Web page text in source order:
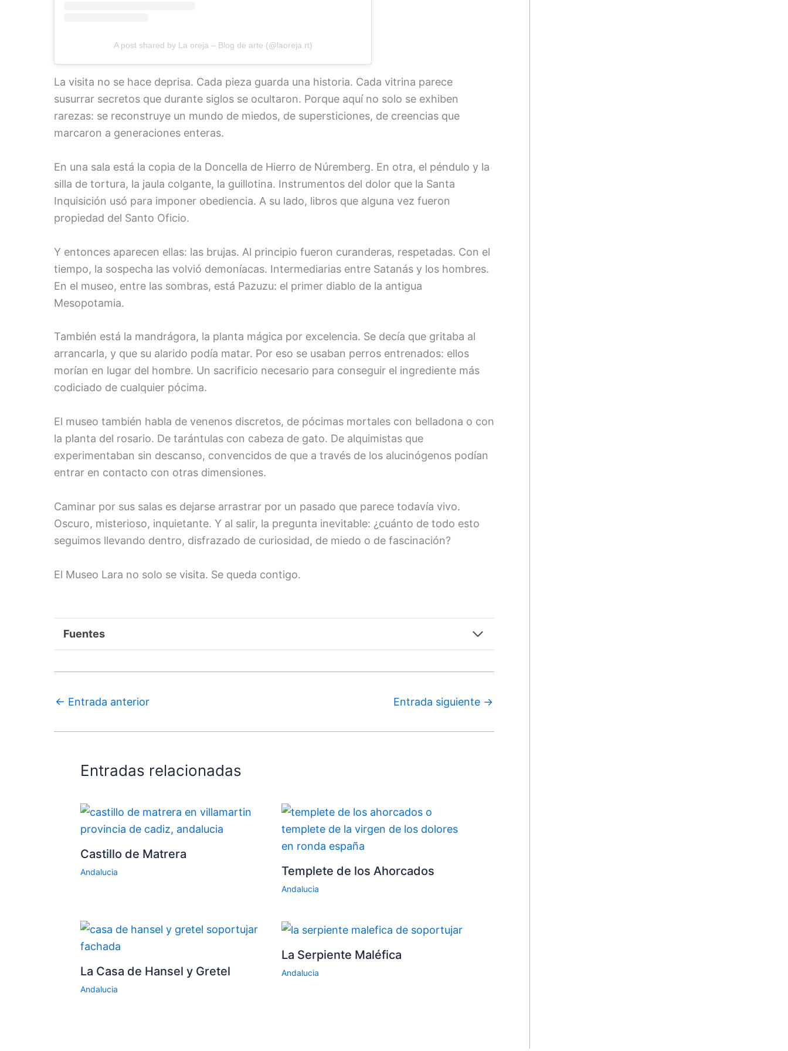
A post shared by La oreja – Blog de arte (@laoreja.rt)
La visita no se hace deprisa. Cada pieza guarda una historia. Cada vitrina parece
susurrar secretos que durante siglos se ocultaron. Porque aquí no solo se exhiben
rarezas: se reconstruye un mundo de miedos, de supersticiones, de creencias que
marcaron a generaciones enteras.
En una sala está la copia de la Doncella de Hierro de Núremberg. En otra, el péndulo y la
silla de tortura, la jaula colgante, la guillotina. Instrumentos del dolor que la Santa
Inquisición usó para imponer obediencia. A su lado, libros que alguna vez fueron
propiedad del Santo Oficio.
Y entonces aparecen ellas: las brujas. Al principio fueron curanderas, respetadas. Con el
tiempo, la sospecha las volvió demoníacas. Intermediarias entre Satanás y los hombres.
En el museo, entre las sombras, está Pazuzu: el primer diablo de la antigua
Mesopotamia.
También está la mandrágora, la planta mágica por excelencia. Se decía que gritaba al
arrancarla, y que su alarido podía matar. Por eso se usaban perros entrenados: ellos
morían en lugar del hombre. Un sacrificio necesario para conseguir el ingrediente más
codiciado de cualquier pócima.
El museo también habla de venenos discretos, de pócimas mortales con belladona o con
la planta del rosario. De tarántulas con cabeza de gato. De alquimistas que
experimentaban sin descanso, convencidos de que a través de los alucinógenos podían
entrar en contacto con otras dimensiones.
Caminar por sus salas es dejarse arrastrar por un pasado que parece todavía vivo.
Oscuro, misterioso, inquietante. Y al salir, la pregunta inevitable: ¿cuánto de todo esto
seguimos llevando dentro, disfrazado de curiosidad, de miedo o de fascinación?
El Museo Lara no solo se visita. Se queda contigo.
Fuentes
← Entrada anterior Entrada siguiente →
Entradas relacionadas
Castillo de Matrera
Andalucia Templete de los Ahorcados
Andalucia
La Casa de Hansel y Gretel
Andalucia
La Serpiente Maléfica
Andalucia